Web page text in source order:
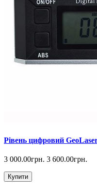
Рівень цифровий
3 000.00грн. 3 600.00грн.
Купити